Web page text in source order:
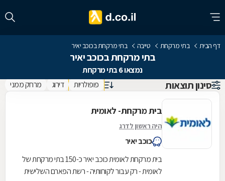
דף הבית בתי מרקחת טייבה בתי מרקחת בכוכב יאיר
בתי מרקחת בכוכב יאיר
נמצאו 6 בתי מרקחת
סינון תוצאות פופולריות דירוג מרחק ממני
בית מרקחת- לאומית
היה ראשון לדרג
כוכב יאיר
בית מרקחת לאומית כוכב יאיר כ-150 בתי מרקחת של
לאומית - רק עבור לקוחותיה - רשת הפארם השלישית